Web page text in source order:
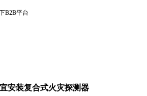
B2B平台
安装复合式火灾探测器